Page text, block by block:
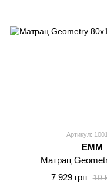
Артикул:
EMM
Матрац
10
7 929 грн